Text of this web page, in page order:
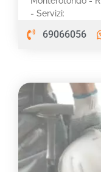
- Servizi:
69066056